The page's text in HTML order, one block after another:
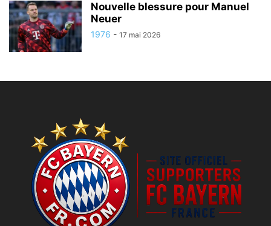
Nouvelle blessure pour Manuel
Neuer
1976 - 17 mai 2026